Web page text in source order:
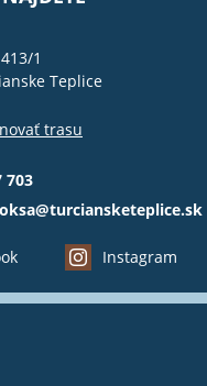
1
Teplice
trasu
703
Instagram